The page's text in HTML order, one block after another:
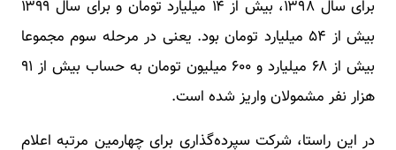
برای سال ۱۳۹۸، بیش از ۱۴ میلیارد تومان و برای سال ۱۳۹۹
بیش از ۵۴ میلیارد تومان بود. یعنی در مرحله سوم مجموعا
بیش از ۶۸ میلیارد و ۶۰۰ میلیون تومان به حساب بیش از ۹۱
هزار نفر مشمولان واریز شده است.
در این راستا، شرکت سپرده‌گذاری برای چهارمین مرتبه اعلام